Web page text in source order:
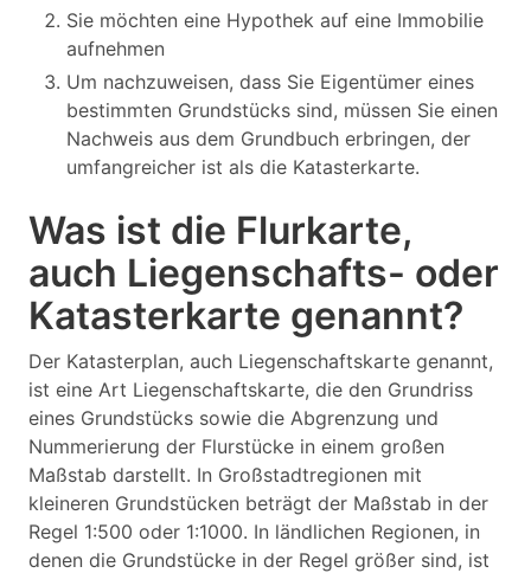
Sie möchten eine Hypothek auf eine Immobilie
aufnehmen
Um nachzuweisen, dass Sie Eigentümer eines
bestimmten Grundstücks sind, müssen Sie einen
Nachweis aus dem Grundbuch erbringen, der
umfangreicher ist als die Katasterkarte.
Was ist die Flurkarte,
auch Liegenschafts- oder
Katasterkarte genannt?
Der Katasterplan, auch Liegenschaftskarte genannt,
ist eine Art Liegenschaftskarte, die den Grundriss
eines Grundstücks sowie die Abgrenzung und
Nummerierung der Flurstücke in einem großen
Maßstab darstellt. In Großstadtregionen mit
kleineren Grundstücken beträgt der Maßstab in der
Regel 1:500 oder 1:1000. In ländlichen Regionen, in
denen die Grundstücke in der Regel größer sind, ist